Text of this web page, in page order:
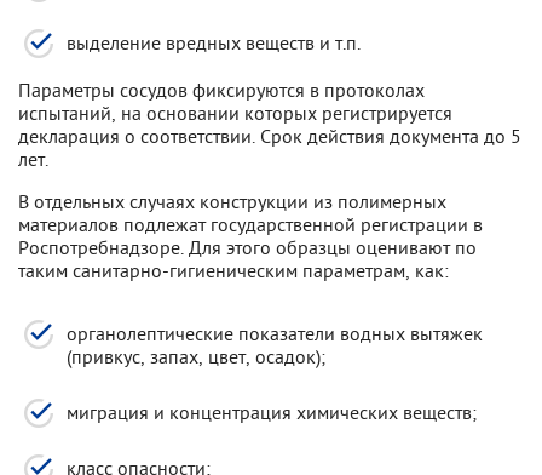
выделение вредных веществ и т.п.
Параметры сосудов фиксируются в протоколах
испытаний, на основании которых регистрируется
декларация о соответствии. Срок действия документа до 5
лет.
В отдельных случаях конструкции из полимерных
материалов подлежат государственной регистрации в
Роспотребнадзоре. Для этого образцы оценивают по
таким санитарно-гигиеническим параметрам, как:
органолептические показатели водных вытяжек
(привкус, запах, цвет, осадок);
миграция и концентрация химических веществ;
класс опасности;